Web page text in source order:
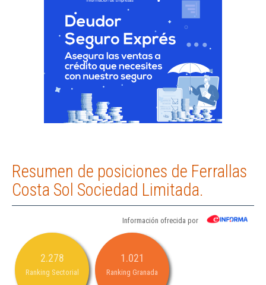
Resumen de posiciones de Ferrallas
Costa Sol Sociedad Limitada.
Información ofrecida por
2.278
Ranking Sectorial
1.021
Ranking Granada